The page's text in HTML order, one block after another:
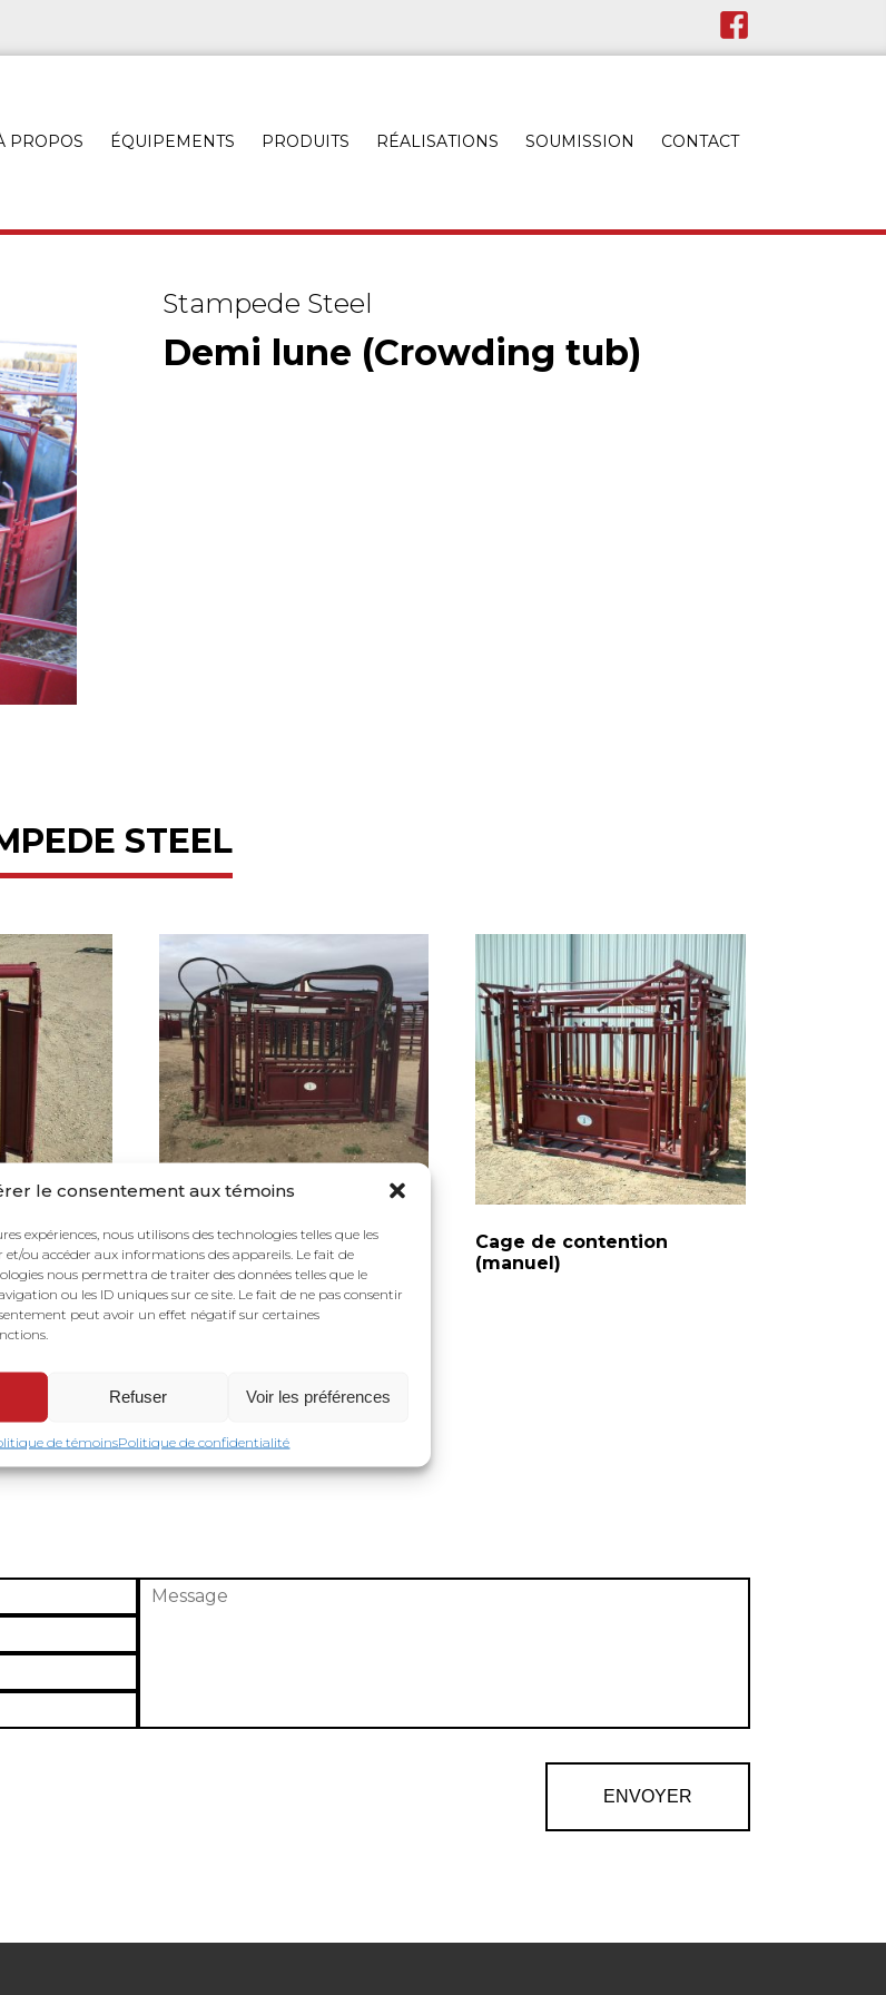
le consentement aux témoins
expériences, nous utilisons des technologies telles que les
ou accéder aux informations des appareils. Le fait de
nous permettra de traiter des données telles que le
ou les ID uniques sur ce site. Le fait de ne pas consentir
peut avoir un effet négatif sur certaines
Refuser Voir les préférences
de témoinsPolitique de confidentialité
PROPOS ÉQUIPEMENTS PRODUITS RÉALISATIONS SOUMISSION CONTACT
Stampede Steel
Demi lune (Crowding tub)
STEEL
Cage de contention
(hydraulique)
Cage de contention
(manuel)